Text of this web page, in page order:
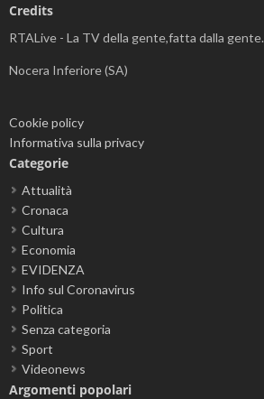
Credits
RTALive - La TV della gente,fatta dalla gente.
Nocera Inferiore (SA)
Cookie policy
Informativa sulla privacy
Categorie
Attualità
Cronaca
Cultura
Economia
EVIDENZA
Info sul Coronavirus
Politica
Senza categoria
Sport
Videonews
Argomenti popolari